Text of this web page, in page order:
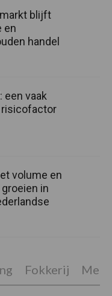
blijft
en
handel
een vaak
volume en
in
Fokkerij